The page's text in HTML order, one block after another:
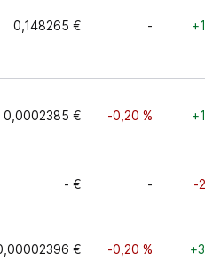
0,148265 € -
0,0002385 € -0,20 %
- € - -
€ -0,20 %